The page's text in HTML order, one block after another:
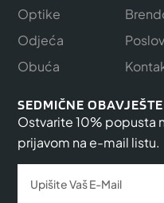
Optike
Odjeća
Obuća
SEDMIČNE
Ostvarite 10% popusta
prijavom na e-mail listu.